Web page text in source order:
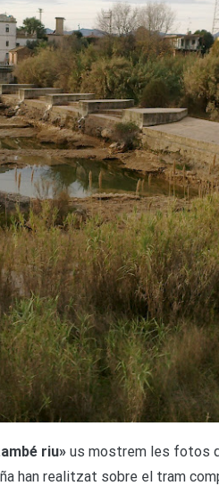
riu» us mostrem les fotos
han realitzat sobre el tram